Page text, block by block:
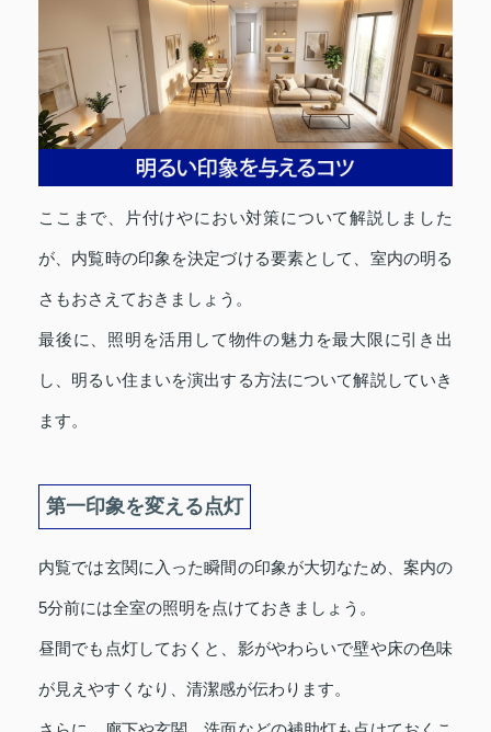
ここまで、片付けやにおい対策について解説しました
が、内覧時の印象を決定づける要素として、室内の明る
さもおさえておきましょう。
最後に、照明を活用して物件の魅力を最大限に引き出
し、明るい住まいを演出する方法について解説していき
ます。
第一印象を変える点灯
内覧では玄関に入った瞬間の印象が大切なため、案内の
5分前には全室の照明を点けておきましょう。
昼間でも点灯しておくと、影がやわらいで壁や床の色味
が見えやすくなり、清潔感が伝わります。